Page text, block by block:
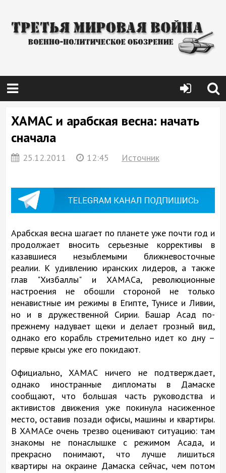
ХАМАС и арабская весна: начать
сначала
25.12.2011 12:45 Источник
Арабская весна шагает по планете уже почти год и
продолжает вносить серьезные коррективы в
казавшиеся незыблемыми ближневосточные
реалии. К удивлению иранских лидеров, а также
глав "Хизбаллы" и ХАМАСа, революционные
настроения не обошли стороной не только
ненавистные им режимы в Египте, Тунисе и Ливии,
но и в дружественной Сирии. Башар Асад по-
прежнему надувает щеки и делает грозный вид,
однако его корабль стремительно идет ко дну –
первые крысы уже его покидают.
Официально, ХАМАС ничего не подтверждает,
однако иностранные дипломаты в Дамаске
сообщают, что большая часть руководства и
активистов движения уже покинула насиженное
место, оставив позади офисы, машины и квартиры.
В ХАМАСе очень трезво оценивают ситуацию: там
знакомы не понаслышке с режимом Асада, и
прекрасно понимают, что лучше лишиться
квартиры на окраине Дамаска сейчас, чем потом